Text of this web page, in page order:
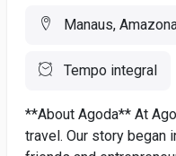
Manaus,
Tempo integral
**About Agoda** At
travel. Our story began